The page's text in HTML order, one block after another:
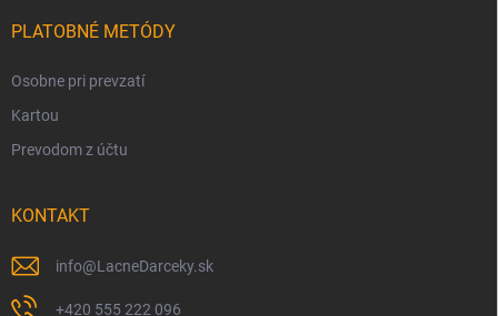
PLATOBNÉ METÓDY
Osobne pri prevzatí
Kartou
Prevodom z účtu
KONTAKT
info@LacneDarceky.sk
+420 555 222 096